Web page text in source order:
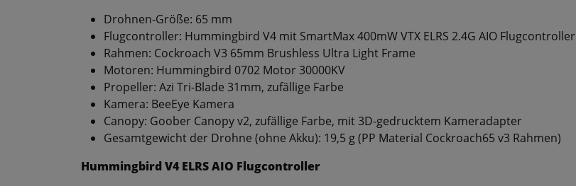
Drohnen-Größe: 65 mm
Flugcontroller: Hummingbird V4 mit SmartMax 400mW VTX ELRS 2.4G AIO Flugcontroller
Rahmen: Cockroach V3 65mm Brushless Ultra Light Frame
Motoren: Hummingbird 0702 Motor 30000KV
Propeller: Azi Tri-Blade 31mm, zufällige Farbe
Kamera: BeeEye Kamera
Canopy: Goober Canopy v2, zufällige Farbe, mit 3D-gedrucktem Kameradapter
Gesamtgewicht der Drohne (ohne Akku): 19,5 g (PP Material Cockroach65 v3 Rahmen)
Hummingbird V4 ELRS AIO Flugcontroller